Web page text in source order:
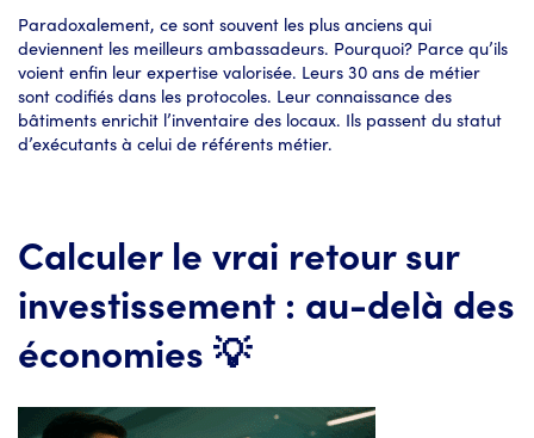
Paradoxalement, ce sont souvent les plus anciens qui
deviennent les meilleurs ambassadeurs. Pourquoi? Parce qu’ils
voient enfin leur expertise valorisée. Leurs 30 ans de métier
sont codifiés dans les protocoles. Leur connaissance des
bâtiments enrichit l’inventaire des locaux. Ils passent du statut
d’exécutants à celui de référents métier.
Calculer le vrai retour sur
investissement : au-delà des
économies 💡